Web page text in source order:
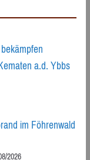
a.d. Ybbs
im Föhrenwald
2026